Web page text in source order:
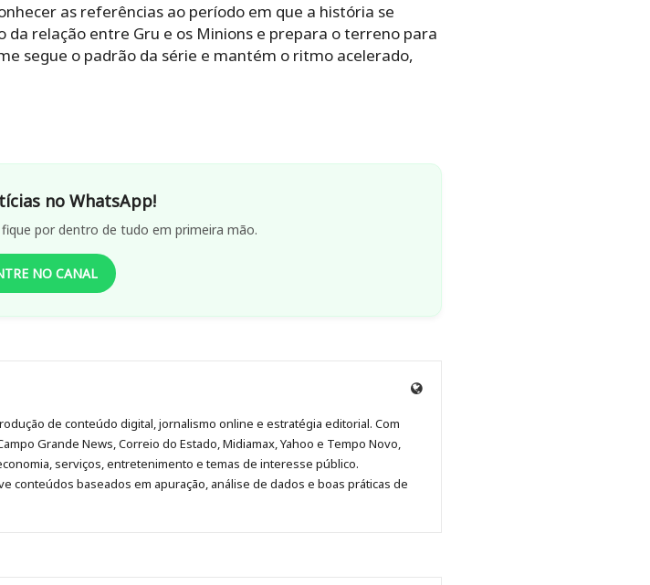
as referências ao período em que a história se
da relação entre Gru e os Minions e prepara o terreno para
segue o padrão da série e mantém o ritmo acelerado,
no WhatsApp!
por dentro de tudo em primeira mão.
NO CANAL
no
Pinterest
no
LinkedIn
no
Instagram
Anny
no
Facebook
Site
de conteúdo digital, jornalismo online e estratégia editorial. Com
Grande News, Correio do Estado, Midiamax, Yahoo e Tempo Novo,
serviços, entretenimento e temas de interesse público.
conteúdos baseados em apuração, análise de dados e boas práticas de